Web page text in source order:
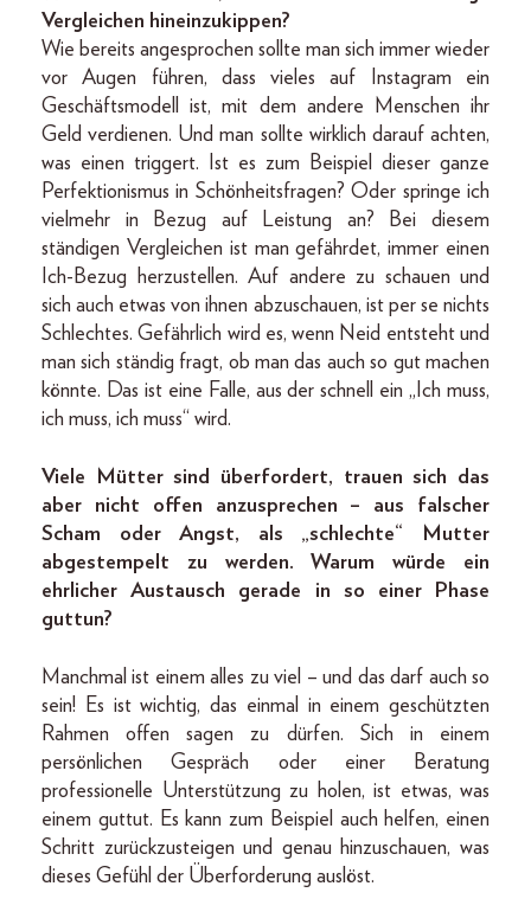
Vergleichen hineinzukippen?
Wie bereits angesprochen sollte man sich immer wieder
vor Augen führen, dass vieles auf Instagram ein
Geschäftsmodell ist, mit dem andere Menschen ihr
Geld verdienen. Und man sollte wirklich darauf achten,
was einen triggert. Ist es zum Beispiel dieser ganze
Perfektionismus in Schönheitsfragen? Oder springe ich
vielmehr in Bezug auf Leistung an? Bei diesem
ständigen Vergleichen ist man gefährdet, immer einen
Ich-Bezug herzustellen. Auf andere zu schauen und
sich auch etwas von ihnen abzuschauen, ist per se nichts
Schlechtes. Gefährlich wird es, wenn Neid entsteht und
man sich ständig fragt, ob man das auch so gut machen
könnte. Das ist eine Falle, aus der schnell ein „Ich muss,
ich muss, ich muss“ wird.
Viele Mütter sind überfordert, trauen sich das
aber nicht offen anzusprechen – aus falscher
Scham oder Angst, als „schlechte“ Mutter
abgestempelt zu werden. Warum würde ein
ehrlicher Austausch gerade in so einer Phase
guttun?
Manchmal ist einem alles zu viel – und das darf auch so
sein! Es ist wichtig, das einmal in einem geschützten
Rahmen offen sagen zu dürfen. Sich in einem
persönlichen Gespräch oder einer Beratung
professionelle Unterstützung zu holen, ist etwas, was
einem guttut. Es kann zum Beispiel auch helfen, einen
Schritt zurückzusteigen und genau hinzuschauen, was
dieses Gefühl der Überforderung auslöst.